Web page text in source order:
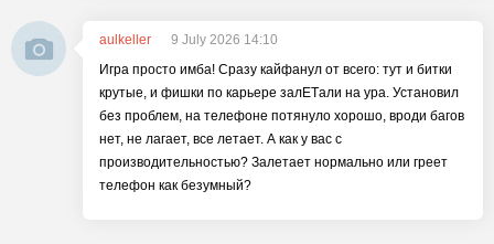
aulkeller
9 July 2026 14:10
Игра просто имба! Сразу кайфанул от всего: тут и битки
крутые, и фишки по карьере залETали на ура. Установил
без проблем, на телефоне потянуло хорошо, вроди багов
нет, не лагает, все летает. А как у вас с
производительностью? Залетает нормально или греет
телефон как безумный?